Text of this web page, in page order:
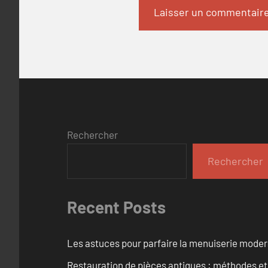
Rechercher
Rechercher
Recent Posts
Les astuces pour parfaire la menuiserie
Restauration de pièces antiques : méthodes